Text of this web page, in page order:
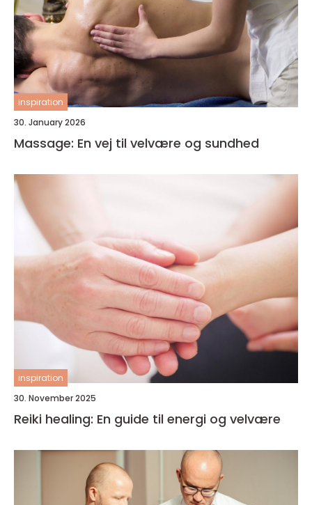
inspiration
30. January 2026
Massage: En vej til velvære og sundhed
inspiration
30. November 2025
Reiki healing: En guide til energi og velvære